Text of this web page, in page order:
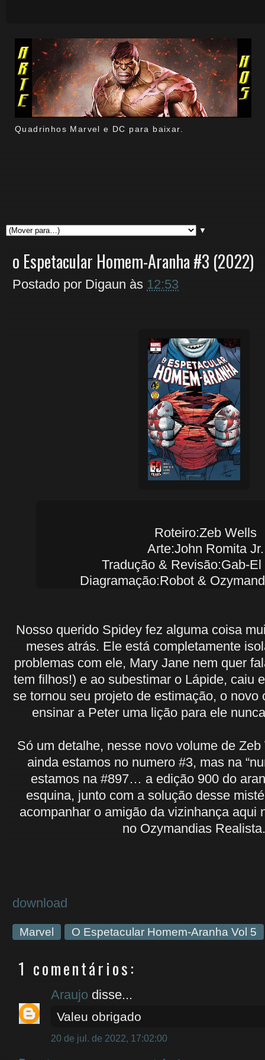
Quadrinhos Marvel e DC para baixar.
▼
o Espetacular Homem-Aranha #3 (2022)
Postado por Digaun às 12:53
Roteiro:Zeb Wells
Arte:John Romita Jr.
Tradução & Revisão:Gab-
Diagramação:Robot &
Nosso querido Spidey fez alguma coisa
meses atrás. Ele está completamente
problemas com ele, Mary Jane nem quer
tem filhos!) e ao subestimar o Lápide, caiu
se tornou seu projeto de estimação, o novo
ensinar a Peter uma lição para ele
Só um detalhe, nesse novo volume de
ainda estamos no numero #3, mas na
estamos na #897… a edição 900 do
esquina, junto com a solução desse
acompanhar o amigão da vizinhança aqui
no Ozymandias Realista.
download
Marvel O Espetacular Homem-Aranha Vol 5
1 comentários:
Araujo disse...
Valeu obrigado
20 de jul. de 2022, 17:02:00